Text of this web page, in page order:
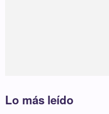
Lo más leído